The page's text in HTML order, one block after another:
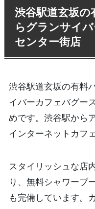
渋谷駅道玄坂
らグランサイ
センター街店
渋谷駅道玄坂の有料
イバーカフェバグー
めです。渋谷駅から
インターネットカフ
スタイリッシュな店
り、無料シャワーブ
も完備しています。